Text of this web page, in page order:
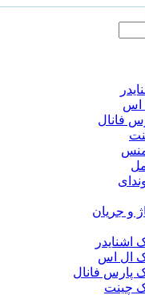
اس
فانال
و‌ جریان
اشنایدر
ال اس
پارس فانال
چینت